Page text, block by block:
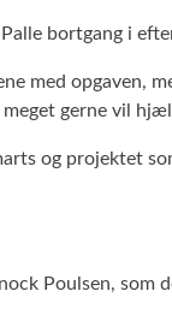
bortgang i
med opgaven,
gerne vil
og projektet
Poulsen,